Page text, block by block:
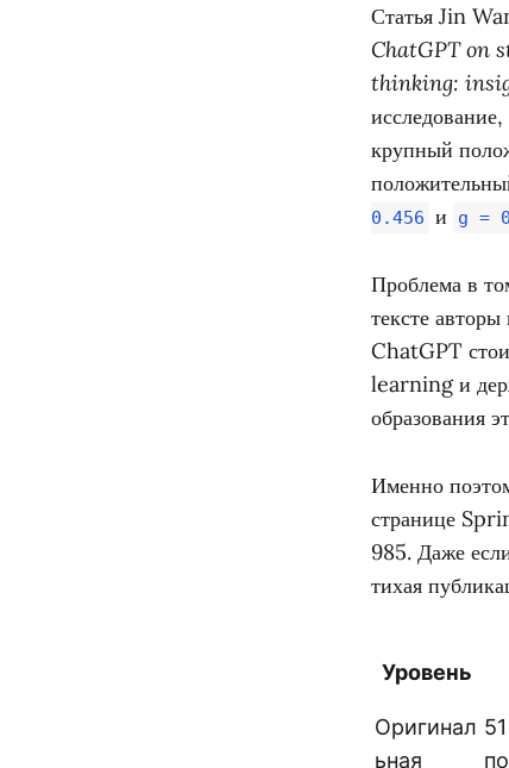
Статья Jin
ChatGPT on
thinking:
крупный
0.456 и g =
Проблема в
тексте авторы
ChatGPT
learning и
образования
Именно
странице
985. Даже
тихая
Уровень
Оригинал
ьная